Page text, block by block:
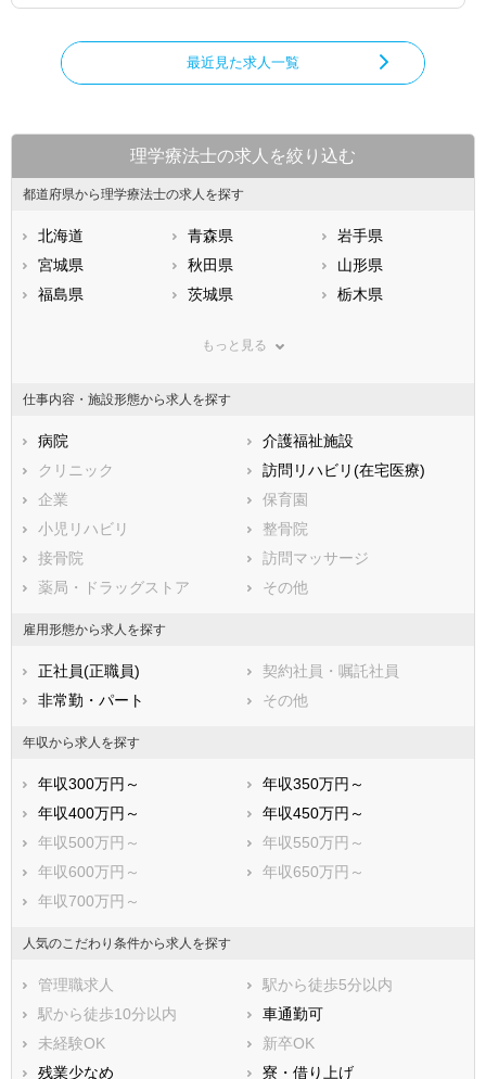
最近見た求人一覧
理学療法士の求人を絞り込む
都道府県から理学療法士の求人を探す
北海道 青森県
岩手県
宮城県
秋田県
山形県
福島県
茨城県
栃木県
神奈川県
石川県
福井県
静岡県
三重県
滋賀県
大阪府
兵庫県
鳥取県
広島県
徳島県
香川県
愛媛県
鹿児島県
もっと見る
仕事内容・施設形態から求人を探す
病院
介護福祉施設
クリニック
訪問リハビリ(在宅医療)
企業
保育園
小児リハビリ
整骨院
接骨院
訪問マッサージ
薬局・ドラッグストア
その他
雇用形態から求人を探す
正社員(正職員)
契約社員・嘱託社員
非常勤・パート
その他
年収から求人を探す
年収300万円～
年収350万円～
年収400万円～
年収450万円～
年収500万円～
年収550万円～
年収600万円～
年収650万円～
年収700万円～
人気のこだわり条件から求人を探す
管理職求人
駅から徒歩5分以内
駅から徒歩10分以内
車通勤可
未経験OK
新卒OK
残業少なめ
寮・借り上げ